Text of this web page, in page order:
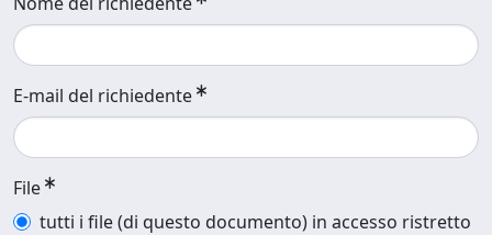
E-mail del richiedente
File
tutti i file (di questo documento) in accesso ristretto